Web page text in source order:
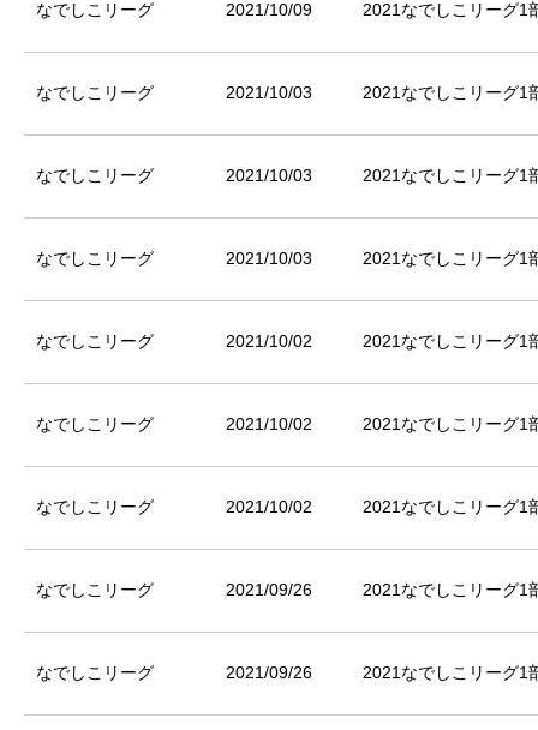
なでしこリーグ 2021/10/09 2021なでしこリーグ1
なでしこリーグ 2021/10/03 2021なでしこリーグ1
なでしこリーグ 2021/10/03 2021なでしこリーグ1
なでしこリーグ 2021/10/03 2021なでしこリーグ1
なでしこリーグ 2021/10/02 2021なでしこリーグ1
なでしこリーグ 2021/10/02 2021なでしこリーグ1
なでしこリーグ 2021/10/02 2021なでしこリーグ1
なでしこリーグ 2021/09/26 2021なでしこリーグ1
なでしこリーグ 2021/09/26 2021なでしこリーグ1